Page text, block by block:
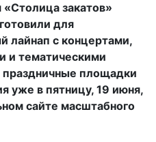
закатов»
для
с концертами,
и тематическими
площадки
уже в пятницу, 19 июня,
сайте масштабного